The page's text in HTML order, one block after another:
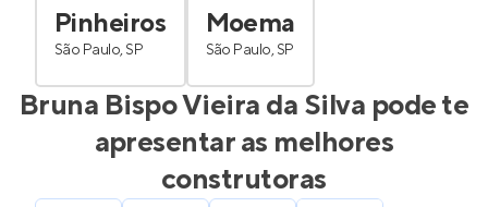
Pinheiros
São Paulo, SP
Moema
São Paulo, SP
Bruna Bispo Vieira da Silva pode te
apresentar as melhores
construtoras